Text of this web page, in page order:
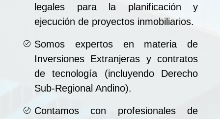
legales para la planificación y
ejecución de proyectos inmobiliarios.
Somos expertos en materia de
Inversiones Extranjeras y contratos
de tecnología (incluyendo Derecho
Sub-Regional Andino).
Contamos con profesionales de